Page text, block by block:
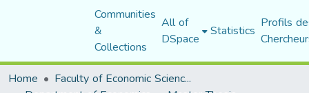
Communities
&
Collections
All of
DSpace Statistics Profils
Home
Faculty of Economic Sciences, Commerce and Management Sciences